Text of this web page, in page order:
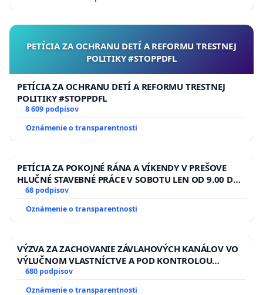
PETÍCIA ZA OCHRANU DETÍ A REFORMU TRESTNEJ
POLITIKY #STOPPDFL
PETÍCIA ZA OCHRANU DETÍ A REFORMU TRESTNEJ
POLITIKY #STOPPDFL
8 609 podpisov
Oznámenie o transparentnosti
PETÍCIA ZA POKOJNÉ RÁNA A VÍKENDY V PREŠOVE
HLUČNÉ STAVEBNÉ PRÁCE V SOBOTU LEN OD 9.00 DO
13.00 HOD., CEZ PRACOVNÝ TÝŽDEŇ CIEĽ 8.00 – 18.00
ĎUMBIERSKEJ/MAGU
68 podpisov
Oznámenie o transparentnosti
VÝZVA ZA ZACHOVANIE ZÁVLAHOVÝCH KANÁLOV VO
VÝLUČNOM VLASTNÍCTVE A POD KONTROLOU
SLOVENSKEJ REPUBLIKY & žiadosť na riešenie
680 podpisov
Oznámenie o transparentnosti